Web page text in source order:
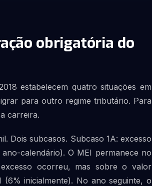
obrigatória do
estabelecem quatro situações em
para outro regime tributário. Para
carreira.
Dois subcasos. Subcaso 1A: excesso
calendário). O MEI permanece no
ocorreu, mas sobre o valor
inicialmente). No ano seguinte, o